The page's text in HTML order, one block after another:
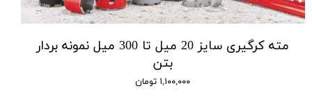
مته کرگیری سایز 20 میل تا 300 میل نمونه بردار
بتن
۱,۱۰۰,۰۰۰ تومان